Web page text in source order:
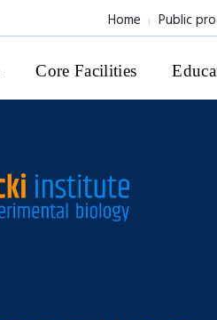
Home Public
Core Facilities